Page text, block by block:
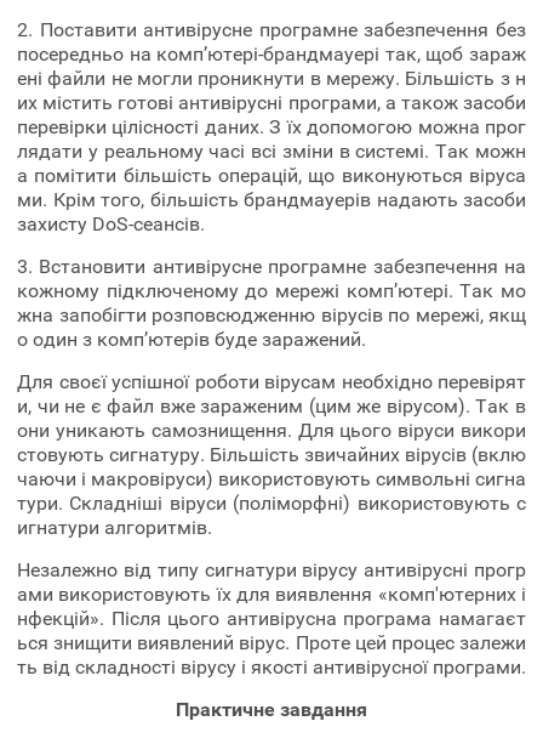
2. Поставити антивірусне програмне забезпечення без
посередньо на комп’ютері-брандмауері так, щоб зараж
ені файли не могли проникнути в мережу. Більшість з н
их містить готові антивірусні програми, а також засоби
перевірки цілісності даних. З їх допомогою можна прог
лядати у реальному часі всі зміни в системі. Так можн
а помітити більшість операцій, що виконуються віруса
ми. Крім того, більшість брандмауерів надають засоби
захисту DoS-сеансів.
3. Встановити антивірусне програмне забезпечення на
кожному підключеному до мережі комп’ютері. Так мо
жна запобігти розповсюдженню вірусів по мережі, якщ
о один з комп’ютерів буде заражений.
Для своєї успішної роботи вірусам необхідно перевірят
и, чи не є файл вже зараженим (цим же вірусом). Так в
они уникають самознищення. Для цього віруси викори
стовують сигнатуру. Більшість звичайних вірусів (вклю
чаючи і макровіруси) використовують символьні сигна
тури. Складніші віруси (поліморфні) використовують с
игнатури алгоритмів.
Незалежно від типу сигнатури вірусу антивірусні прогр
ами використовують їх для виявлення «комп'ютерних і
нфекцій». Після цього антивірусна програма намагаєт
ься знищити виявлений вірус. Проте цей процес залежи
ть від складності вірусу і якості антивірусної програми.
Практичне завдання